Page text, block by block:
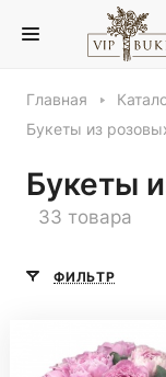
Главная
Букеты из
Букеты
33 товара
ФИЛЬТР